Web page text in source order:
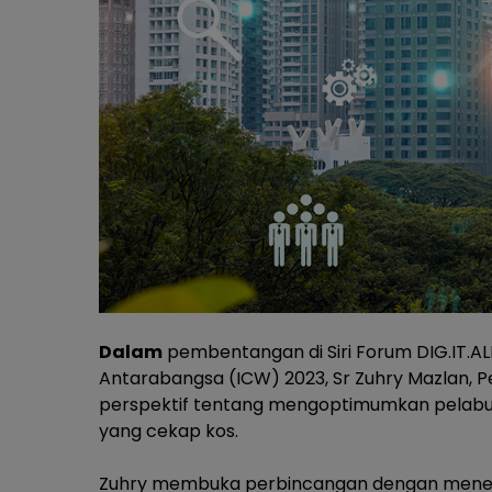
Dalam pembentangan di Siri Forum
Antarabangsa (ICW) 2023, Sr Zuhry Mazlan,
perspektif tentang mengoptimumkan
yang cekap kos.
Zuhry membuka perbincangan dengan